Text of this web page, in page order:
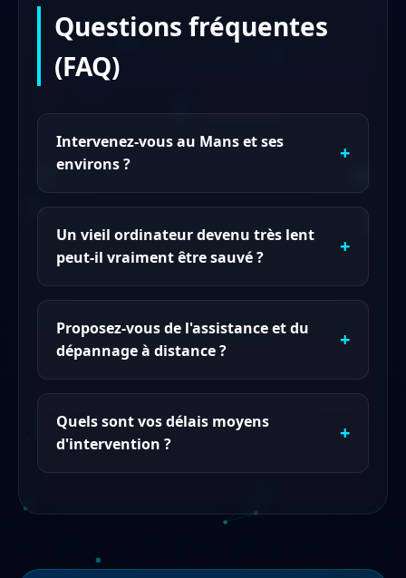
Questions fréquentes
(FAQ)
Intervenez-vous au Mans et ses
environs ?
Un vieil ordinateur devenu très lent
peut-il vraiment être sauvé ?
Proposez-vous de l'assistance et du
dépannage à distance ?
Quels sont vos délais moyens
d'intervention ?